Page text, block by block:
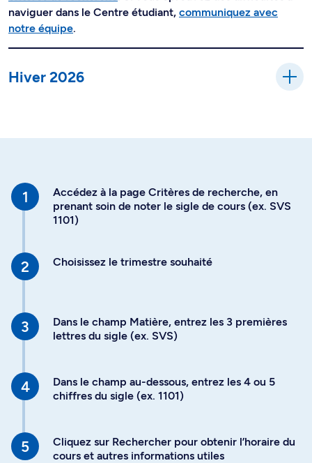
naviguer dans le Centre étudiant, communiquez avec
notre équipe.
Hiver 2026
Accédez à la page Critères de recherche, en
prenant soin de noter le sigle de cours (ex. SVS
1101)
Choisissez le trimestre souhaité
Dans le champ Matière, entrez les 3 premières
lettres du sigle (ex. SVS)
Dans le champ au-dessous, entrez les 4 ou 5
chiffres du sigle (ex. 1101)
Cliquez sur Rechercher pour obtenir l’horaire du
cours et autres informations utiles